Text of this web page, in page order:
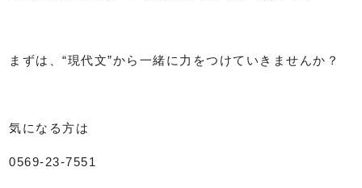
まずは、“現代文”から一緒に力をつけていきませんか？
気になる方は
0569-23-7551